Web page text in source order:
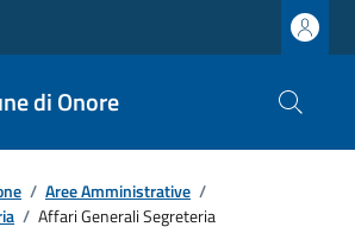
di Onore
/ Aree Amministrative /
/ Affari Generali Segreteria